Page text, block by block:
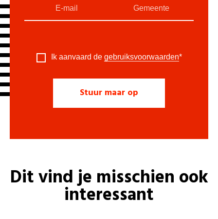
Ik aanvaard de gebruiksvoorwaarden*
Dit vind je misschien ook
interessant